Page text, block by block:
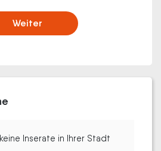
Weiter
Inserate in Ihrer Stadt